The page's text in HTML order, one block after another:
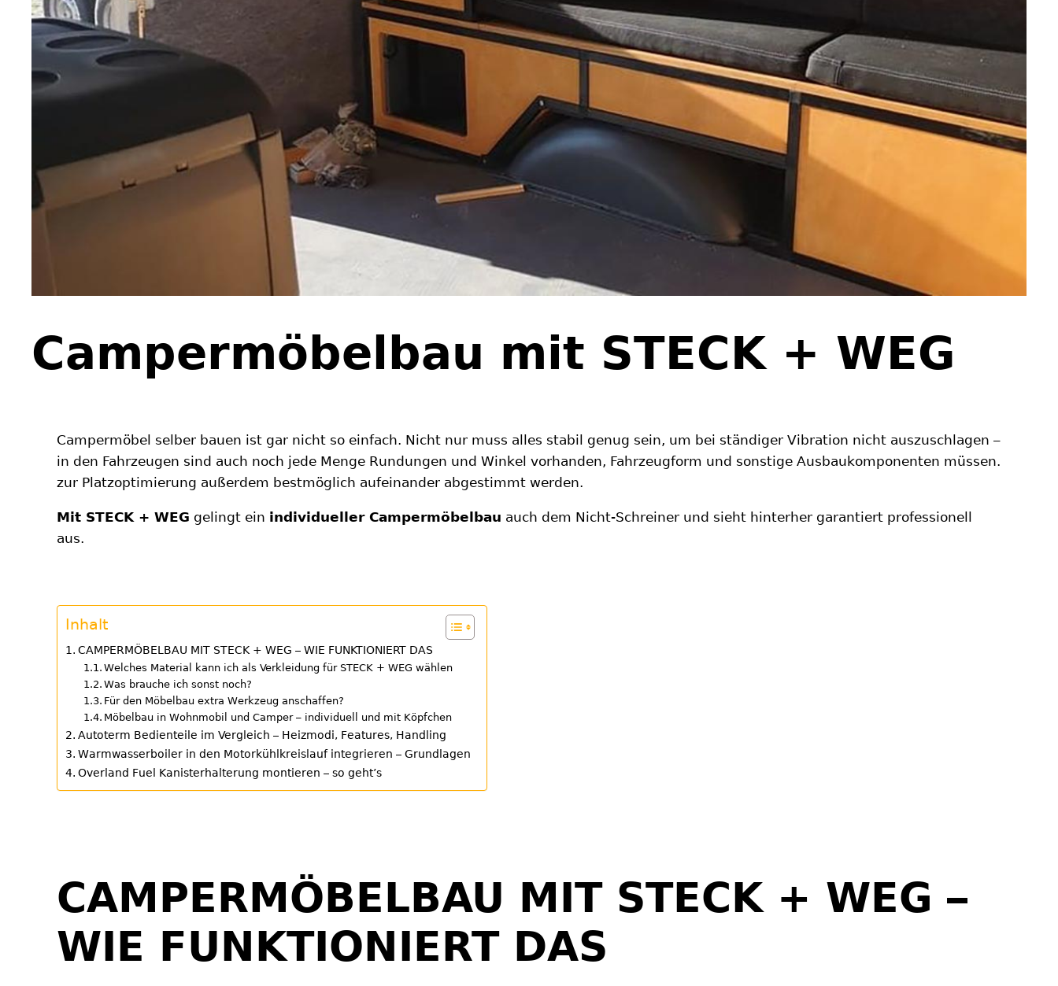
Campermöbelbau mit STECK + WEG
Campermöbel selber bauen ist gar nicht so einfach. Nicht nur muss alles stabil genug sein, um bei ständiger Vibration nicht auszuschlagen –
in den Fahrzeugen sind auch noch jede Menge Rundungen und Winkel vorhanden, Fahrzeugform und sonstige Ausbaukomponenten müssen.
zur Platzoptimierung außerdem bestmöglich aufeinander abgestimmt werden.
Mit STECK + WEG gelingt ein individueller Campermöbelbau auch dem Nicht-Schreiner und sieht hinterher garantiert professionell
aus.
Inhalt
CAMPERMÖBELBAU MIT STECK + WEG – WIE FUNKTIONIERT DAS
Welches Material kann ich als Verkleidung für STECK + WEG wählen
Was brauche ich sonst noch?
Für den Möbelbau extra Werkzeug anschaffen?
Möbelbau in Wohnmobil und Camper – individuell und mit Köpfchen
Autoterm Bedienteile im Vergleich – Heizmodi, Features, Handling
Warmwasserboiler in den Motorkühlkreislauf integrieren – Grundlagen
Overland Fuel Kanisterhalterung montieren – so geht’s
CAMPERMÖBELBAU MIT STECK + WEG –
WIE FUNKTIONIERT DAS